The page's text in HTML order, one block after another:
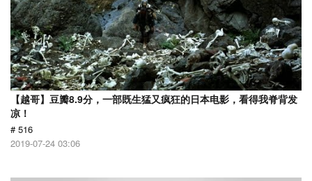
【越哥】豆瓣8.9分，一部既生猛又疯狂的日本电影，看得我脊背发
凉！
# 516
2019-07-24 03:06